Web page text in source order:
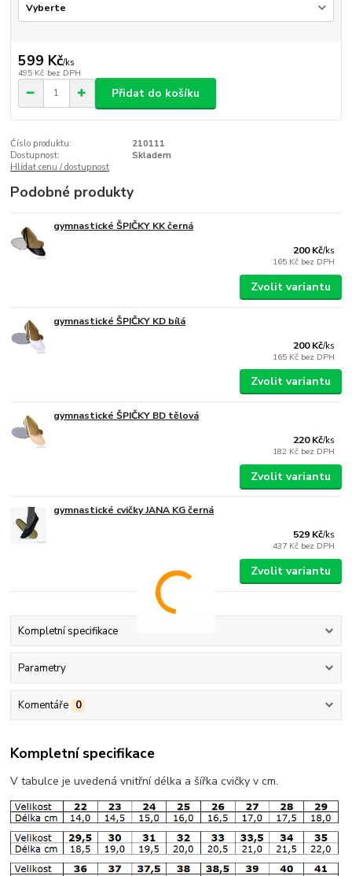
599 Kč/ks
495 Kč bez DPH
Přidat do košíku
Číslo produktu:
210111
Dostupnost:
Skladem
Hlídat cenu / dostupnost
Podobné produkty
gymnastické ŠPIČKY KK černá
200 Kč/ks
165 Kč bez DPH
Zvolit variantu
gymnastické ŠPIČKY KD bílá
200 Kč/ks
165 Kč bez DPH
Zvolit variantu
gymnastické ŠPIČKY BD tělová
220 Kč/ks
182 Kč bez DPH
Zvolit variantu
gymnastické cvičky JANA KG černá
529 Kč/ks
437 Kč bez DPH
Zvolit variantu
Kompletní specifikace
Parametry
Komentáře 0
Kompletní specifikace
V tabulce je uvedená vnitřní délka a šířka cvičky v cm.